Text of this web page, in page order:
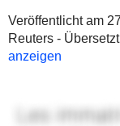
Veröffentlicht am
Reuters -
anzeigen